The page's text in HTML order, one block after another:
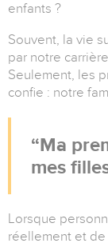
enfants ?
Souvent, la vie
par notre
Seulement, les
confie : notre
Ma
mes
Lorsque
réellement et de